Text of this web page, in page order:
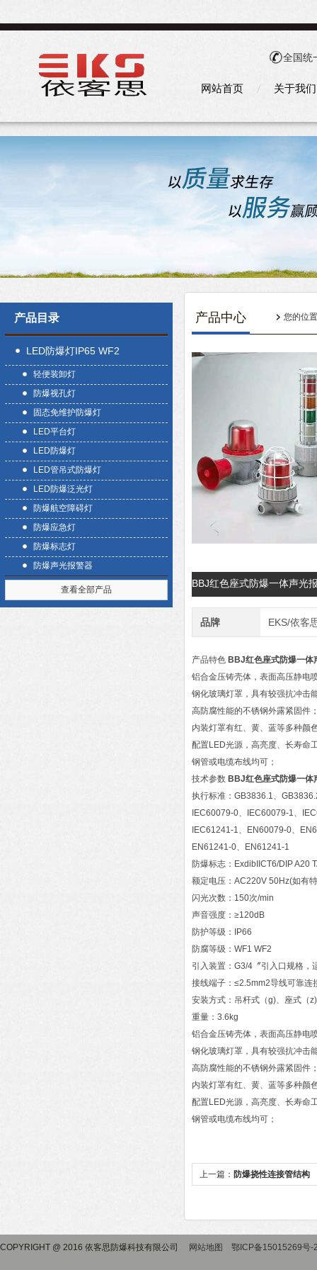
全国统
网站首页 关于我们
产品目录
LED防爆灯IP65 WF2
轻便装卸灯
防爆视孔灯
固态免维护防爆灯
LED平台灯
LED防爆灯
LED管吊式防爆灯
LED防爆泛光灯
防爆航空障碍灯
防爆应急灯
防爆标志灯
防爆声光报警器
查看全部产品
产品中心 您的位
BBJ红色座式防爆一体声光
品牌 EKS/依客
产品特色 BBJ红色座式防爆一体
铝合金压铸壳体，表面高压静电
钢化玻璃灯罩，具有较强抗冲击
高防腐性能的不锈钢外露紧固件
内装灯罩有红、黄、蓝等多种颜
配置LED光源，高亮度、长寿命
钢管或电缆布线均可；
技术参数 BBJ红色座式防爆一体
执行标准：GB3836.1、
IEC60079-0、IEC60079-1、
IEC61241-1、EN60079-0、
EN61241-0、EN61241-1
防爆标志：ExdibIICT6/DIP A20
额定电压：AC220V 50Hz(如有
闪光次数：150次/min
声音强度：≥120dB
防护等级：IP66
防腐等级：WF1 WF2
引入装置：G3/4〞引入口规格
接线端子：≤2.5mm2导线可靠连
安装方式：吊杆式（g)、座式（z)
重量：3.6kg
铝合金压铸壳体，表面高压静电
钢化玻璃灯罩，具有较强抗冲击
高防腐性能的不锈钢外露紧固件
内装灯罩有红、黄、蓝等多种颜
配置LED光源，高亮度、长寿命
钢管或电缆布线均可；
上一篇： 防爆挠性连接管结构
COPYRIGHT @ 2016 依客思防爆科技有限公司 网站地图 鄂ICP备15015269号-